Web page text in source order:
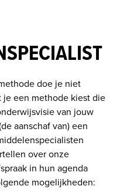
doe je niet
een methode kiest die
van jouw
aanschaf van) een
over onze
in hun agenda
mogelijkheden: